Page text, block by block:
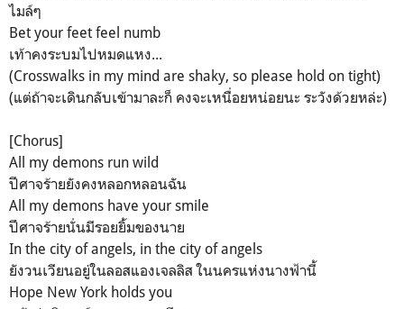
ไมล์ๆ
Bet your feet feel numb
เท้าคงระบมไปหมดแหง...
(Crosswalks in my mind are shaky, so please hold on tight)
(แต่ถ้าจะเดินกลับเข้ามาละก็ คงจะเหนื่อยหน่อยนะ ระวังด้วยหล่ะ)
[Chorus]
All my demons run wild
ปีศาจร้ายยังคงหลอกหลอนฉัน
All my demons have your smile
ปึศาจร้ายนั่นมีรอยยิ้มของนาย
In the city of angels, in the city of angels
ยังวนเวียนอยู่ในลอสแองเจลลิส ในนครแห่งนางฟ้านี้
Hope New York holds you